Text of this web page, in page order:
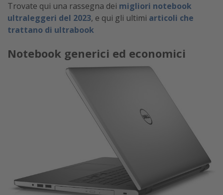
Trovate qui una rassegna dei migliori notebook
ultraleggeri del 2023, e qui gli ultimi articoli che
trattano di ultrabook
Notebook generici ed economici